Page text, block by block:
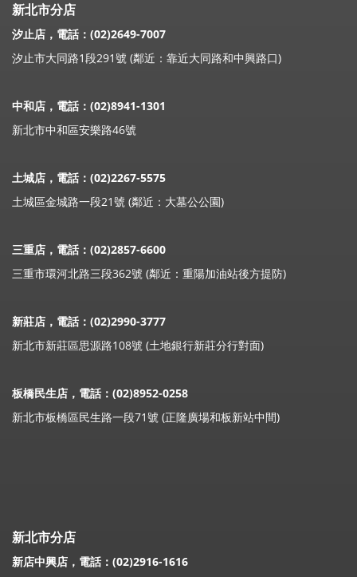
新北市分店
汐止店，電話：(02)2649-7007
汐止市大同路1段291號 (鄰近：靠近大同路和中興路口)
中和店，電話：(02)8941-1301
新北市中和區安樂路46號
土城店，電話：(02)2267-5575
土城區金城路一段21號 (鄰近：大墓公公園)
三重店，電話：(02)2857-6600
三重市環河北路三段362號 (鄰近：重陽加油站後方提防)
新莊店，電話：(02)2990-3777
新北市新莊區思源路108號 (土地銀行新莊分行對面)
板橋民生店，電話：(02)8952-0258
新北市板橋區民生路一段71號 (正隆廣場和板新站中間)
新北市分店
新店中興店，電話：(02)2916-1616